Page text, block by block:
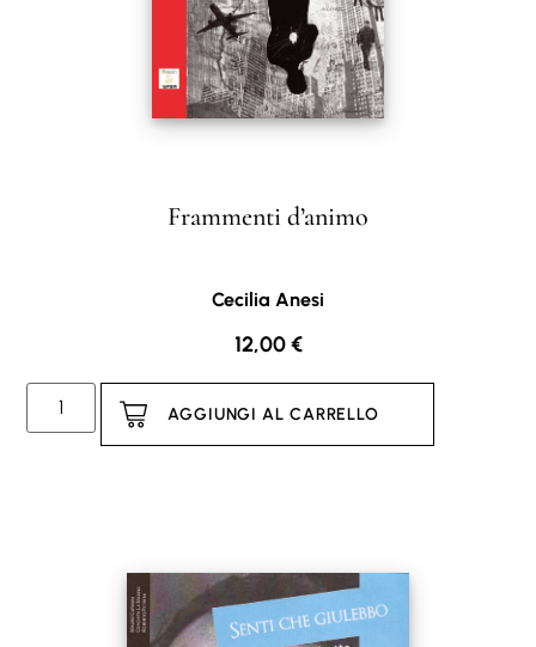
Frammenti d’animo
Cecilia Anesi
12,00€
AGGIUNGI AL CARRELLO